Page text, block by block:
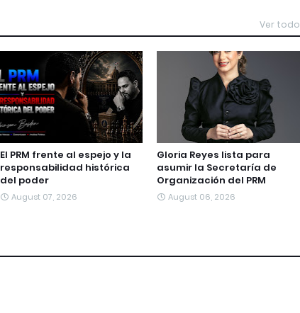
Ver todo
El PRM frente al espejo y la
responsabilidad histórica
del poder
August 07, 2026
Gloria Reyes lista para
asumir la Secretaría de
Organización del PRM
August 06, 2026